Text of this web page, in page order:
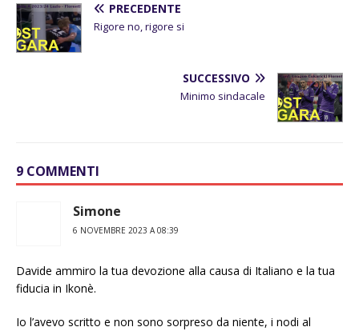
PRECEDENTE
Rigore no, rigore si
SUCCESSIVO
Minimo sindacale
9 COMMENTI
Simone
6 NOVEMBRE 2023 A 08:39
Davide ammiro la tua devozione alla causa di Italiano e la tua
fiducia in Ikonè.
Io l’avevo scritto e non sono sorpreso da niente, i nodi al